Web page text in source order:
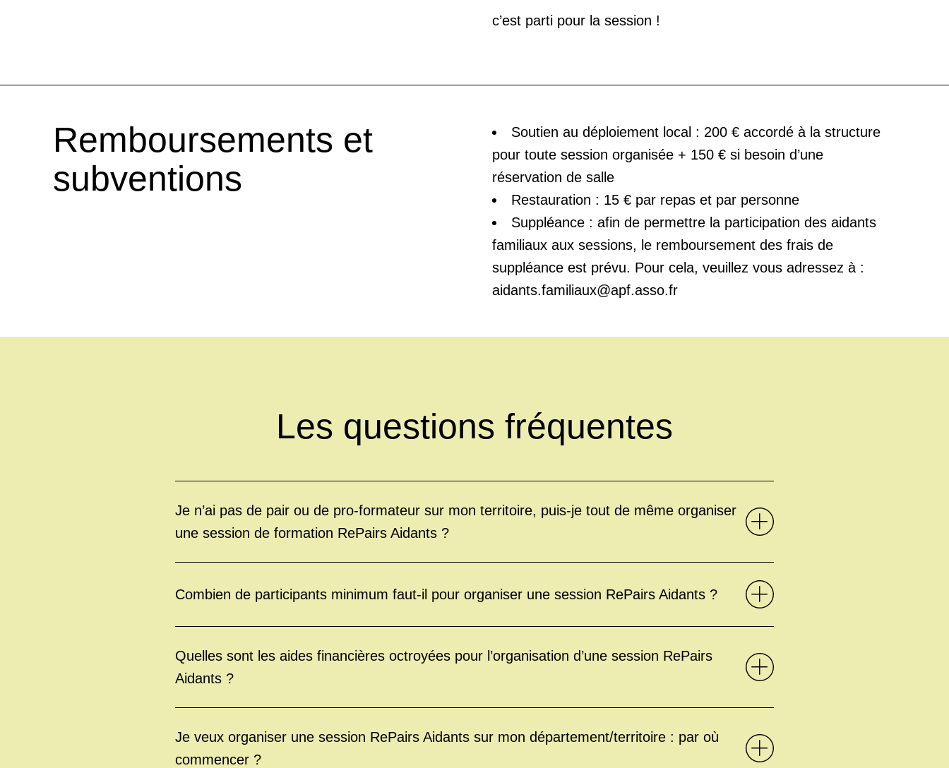
c’est parti pour la session !
Remboursements et
subventions
Soutien au déploiement local : 200 € accordé à la structure
pour toute session organisée + 150 € si besoin d’une
réservation de salle
Restauration : 15 € par repas et par personne
Suppléance : afin de permettre la participation des aidants
familiaux aux sessions, le remboursement des frais de
suppléance est prévu. Pour cela, veuillez vous adressez à :
aidants.familiaux@apf.asso.fr
Les questions fréquentes
Je n’ai pas de pair ou de pro-formateur sur mon territoire, puis-je tout de même organiser
une session de formation RePairs Aidants ?
Combien de participants minimum faut-il pour organiser une session RePairs Aidants ?
Quelles sont les aides financières octroyées pour l’organisation d’une session RePairs
Aidants ?
Je veux organiser une session RePairs Aidants sur mon département/territoire : par où
commencer ?